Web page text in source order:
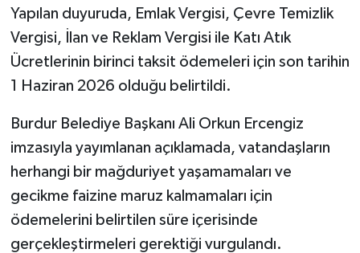
Yapılan duyuruda, Emlak Vergisi, Çevre Temizlik
Vergisi, İlan ve Reklam Vergisi ile Katı Atık
Ücretlerinin birinci taksit ödemeleri için son tarihin
1 Haziran 2026 olduğu belirtildi.
Burdur Belediye Başkanı Ali Orkun Ercengiz
imzasıyla yayımlanan açıklamada, vatandaşların
herhangi bir mağduriyet yaşamamaları ve
gecikme faizine maruz kalmamaları için
ödemelerini belirtilen süre içerisinde
gerçekleştirmeleri gerektiği vurgulandı.